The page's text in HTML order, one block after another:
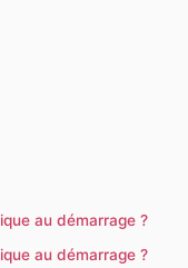
au démarrage ?
au démarrage ?